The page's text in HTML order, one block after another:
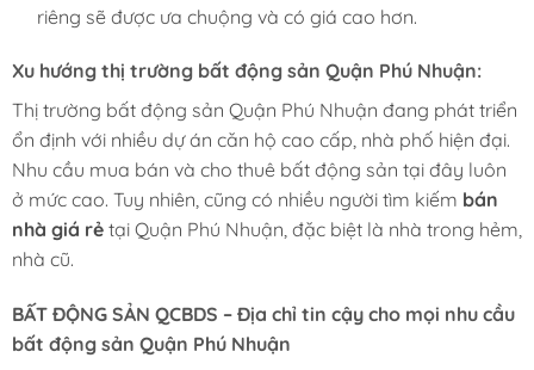
riêng sẽ được ưa chuộng và có giá cao hơn.
Xu hướng thị trường bất động sản Quận Phú Nhuận:
Thị trường bất động sản Quận Phú Nhuận đang phát triển
ổn định với nhiều dự án căn hộ cao cấp, nhà phố hiện đại.
Nhu cầu mua bán và cho thuê bất động sản tại đây luôn
ở mức cao. Tuy nhiên, cũng có nhiều người tìm kiếm bán
nhà giá rẻ tại Quận Phú Nhuận, đặc biệt là nhà trong hẻm,
nhà cũ.
BẤT ĐỘNG SẢN QCBDS – Địa chỉ tin cậy cho mọi nhu cầu
bất động sản Quận Phú Nhuận